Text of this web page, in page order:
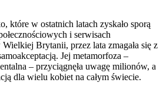
które w ostatnich latach zyskało sporą
i serwisach
Brytanii, przez lata zmagała się z
Jej metamorfoza –
– przyciągnęła uwagę milionów, a
dla wielu kobiet na całym świecie.